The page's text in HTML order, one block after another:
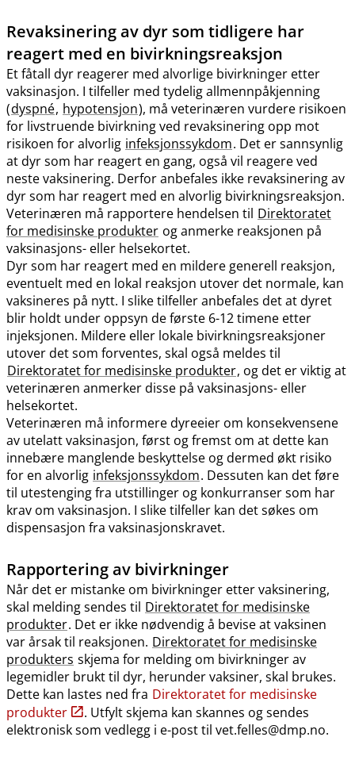
Revaksinering av dyr som tidligere har
reagert med en bivirkningsreaksjon
Et fåtall dyr reagerer med alvorlige bivirkninger etter
vaksinasjon. I tilfeller med tydelig allmennpåkjenning
(dyspné, hypotensjon), må veterinæren vurdere risikoen
for livstruende bivirkning ved revaksinering opp mot
risikoen for alvorlig infeksjonssykdom. Det er sannsynlig
at dyr som har reagert en gang, også vil reagere ved
neste vaksinering. Derfor anbefales ikke revaksinering av
dyr som har reagert med en alvorlig bivirkningsreaksjon.
Veterinæren må rapportere hendelsen til Direktoratet
for medisinske produkter og anmerke reaksjonen på
vaksinasjons- eller helsekortet.
Dyr som har reagert med en mildere generell reaksjon,
eventuelt med en lokal reaksjon utover det normale, kan
vaksineres på nytt. I slike tilfeller anbefales det at dyret
blir holdt under oppsyn de første 6-12 timene etter
injeksjonen. Mildere eller lokale bivirkningsreaksjoner
utover det som forventes, skal også meldes til
Direktoratet for medisinske produkter, og det er viktig at
veterinæren anmerker disse på vaksinasjons- eller
helsekortet.
Veterinæren må informere dyreeier om konsekvensene
av utelatt vaksinasjon, først og fremst om at dette kan
innebære manglende beskyttelse og dermed økt risiko
for en alvorlig infeksjonssykdom. Dessuten kan det føre
til utestenging fra utstillinger og konkurranser som har
krav om vaksinasjon. I slike tilfeller kan det søkes om
dispensasjon fra vaksinasjonskravet.
Rapportering av bivirkninger
Når det er mistanke om bivirkninger etter vaksinering,
skal melding sendes til Direktoratet for medisinske
produkter. Det er ikke nødvendig å bevise at vaksinen
var årsak til reaksjonen. Direktoratet for medisinske
produkters skjema for melding om bivirkninger av
legemidler brukt til dyr, herunder vaksiner, skal brukes.
Dette kan lastes ned fra Direktoratet for medisinske
produkter
. Utfylt skjema kan skannes og sendes
elektronisk som vedlegg i e-post til vet.felles@dmp.no.